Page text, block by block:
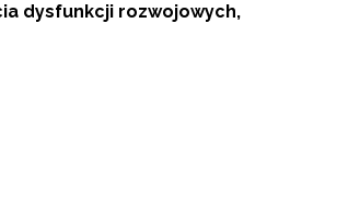
dysfunkcji rozwojowych,